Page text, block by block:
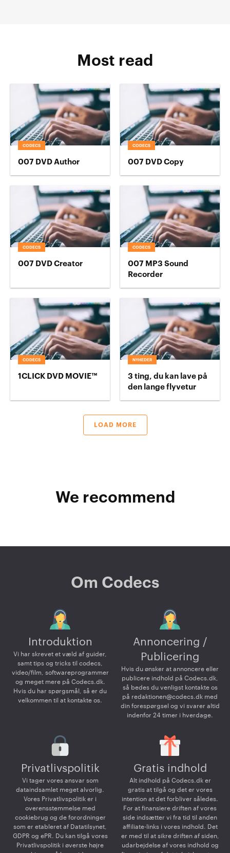
Most read
CODECS
007 DVD Author
CODECS
007 DVD Copy
CODECS
007 DVD Creator
CODECS
007 MP3 Sound
Recorder
CODECS
1CLICK DVD MOVIE™
NYHEDER
3 ting, du kan lave på
den lange flyvetur
LOAD MORE
We recommend
Om Codecs
Introduktion
Vi har skrevet et væld af guider,
samt tips og tricks til codecs,
video/film, softwareprogrammer
og meget mere på Codecs.dk.
Hvis du har spørgsmål, så er du
velkommen til at kontakte os.
Annoncering /
Publicering
Hvis du ønsker at annoncere eller
publicere indhold på Codecs.dk,
så bedes du venligst kontakte os
på redaktionen@codecs.dk med
din forespørgsel og vi svarer altid
indenfor 24 timer i hverdage.
Privatlivspolitik
Vi tager vores ansvar som
dataindsamlet meget alvorlig.
Vores Privatlivspolitik er i
overensstemmelse med
cookiebrug og de forordninger
som er etableret af Datatilsynet,
GDPR og ePR. Du kan tilgå vores
Privatlivspolitik i øverste højre
Gratis indhold
Alt indhold på Codecs.dk er
gratis at tilgå og det er vores
intention at det forbliver således.
For at finansiere driften af vores
side indsætter vi fra tid til anden
affiliate-links i vores indhold. Det
er med til at sikre driften af siden,
udarbejdelse af vores indhold og